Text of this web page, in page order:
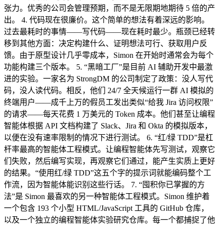
张力。优秀的公司会管理预期，而不是无限期地期待 5 倍的产
出。 4. 代码现在很廉价。这个简单的想法有着深远的影响。
过去最耗时的事情——写代码——现在耗时最少。瓶颈已经转
移到其他方面：决定构建什么、证明想法可行、获取用户反
馈。由于原型设计几乎零成本，Simon 在开始时通常会为每个
功能构建三个版本。 5. “黑暗工厂”是目前 AI 辅助开发中最激
进的实验。一家名为 StrongDM 的公司制定了政策：没人写代
码，没人读代码。相反，他们 24/7 全天候运行一群 AI 模拟的
终端用户——成千上万的假员工发出类似“给我 Jira 访问权限”
的请求——每天花费 1 万美元的 Token 成本。他们甚至让编程
智能体根据 API 文档构建了 Slack、Jira 和 Okta 的模拟版本，
以便在没有速率限制的情况下进行测试。 6. “红/绿 TDD”是杠
杆率最高的智能体工程模式。让编程智能体先写测试，观察它
们失败，然后编写实现，再观察它们通过，能产生实质上更好
的结果。“使用红/绿 TDD”这五个字的提示词就能编码整个工
作流，因为智能体能识别这些行话。 7. “囤积你已掌握的方
法”是 Simon 最喜欢的另一种智能体工程模式。Simon 维护着
一个包含 193 个小型 HTML/JavaScript 工具的 GitHub 仓库，
以及一个独立的编程智能体实验研究仓库。每一个都捕捉了他